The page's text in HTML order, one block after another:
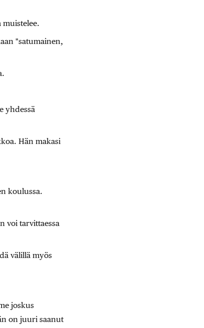
muistelee.
"satumainen,
yhdessä
Hän makasi
koulussa.
voi tarvittaessa
välillä myös
joskus
on juuri saanut